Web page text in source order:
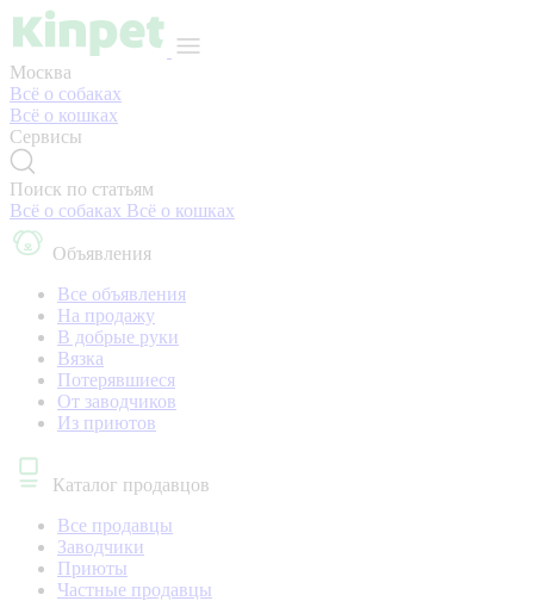
Москва
Всё о собаках
Всё о кошках
Сервисы
Поиск по статьям
Всё о собаках Всё о кошках
Объявления
Все объявления
На продажу
В добрые руки
Вязка
Потерявшиеся
От заводчиков
Из приютов
Каталог продавцов
Все продавцы
Заводчики
Приюты
Частные продавцы